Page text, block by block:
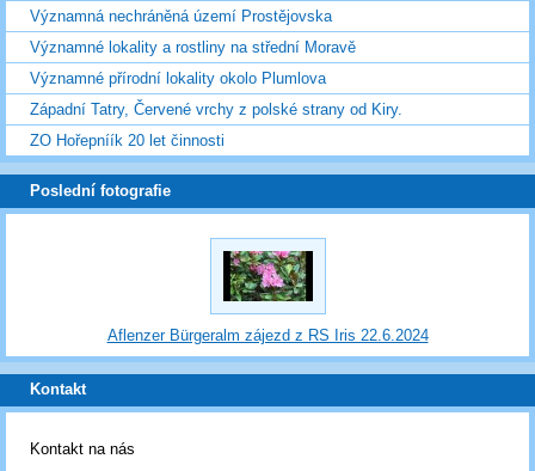
Významná nechráněná území Prostějovska
Významné lokality a rostliny na střední Moravě
Významné přírodní lokality okolo Plumlova
Západní Tatry, Červené vrchy z polské strany od Kiry.
ZO Hořepníík 20 let činnosti
Poslední fotografie
Aflenzer Bürgeralm zájezd z RS Iris 22.6.2024
Kontakt
Kontakt na nás